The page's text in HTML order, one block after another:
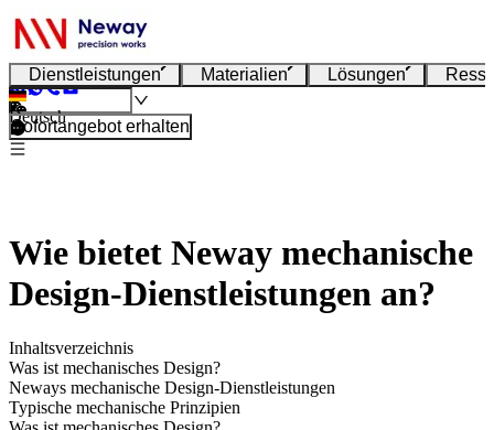
Dienstleistungen Materialien Lösungen
Deutsch
Sofortangebot erhalten
Wie bietet Neway mechanische
Design-Dienstleistungen an?
Inhaltsverzeichnis
Was ist mechanisches Design?
Neways mechanische Design-Dienstleistungen
Typische mechanische Prinzipien